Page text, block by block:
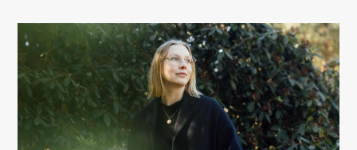
LUE LISÄÄ